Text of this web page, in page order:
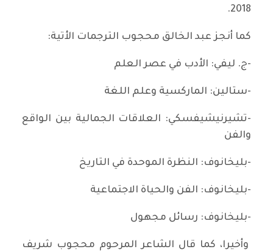
2018.
كما أنجز عبد الخالق محجوب الترجمات الأتية:
-ج. ليفي: الأدب في عصر العلم
-ستالين: الماركسية وعلم اللغة
-تشيرنيشيفسكي: العلاقات الجمالية بين الواقع
والفن
-بليخانوف: النظرة الموحدة في التاريخ
-بليخانوف: الفن والحياة الاجتماعية
-بليخانوف: رسائل مجهول
وأخيرا، كما قال الشاعر المرحوم محجوب شريف